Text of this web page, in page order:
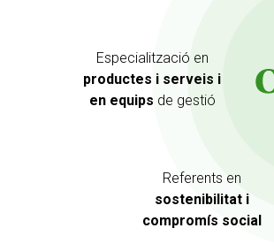
Especialització en
productes i serveis i
en equips de gestió
Referents en
sostenibilitat i
compromís social